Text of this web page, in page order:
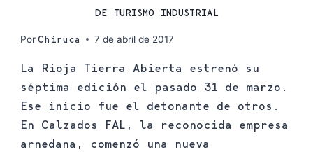
DE TURISMO INDUSTRIAL
PorChiruca 7 de abril de 2017
La Rioja Tierra Abierta estrenó su
séptima edición el pasado 31 de marzo.
Ese inicio fue el detonante de otros.
En Calzados FAL, la reconocida empresa
arnedana, comenzó una nueva